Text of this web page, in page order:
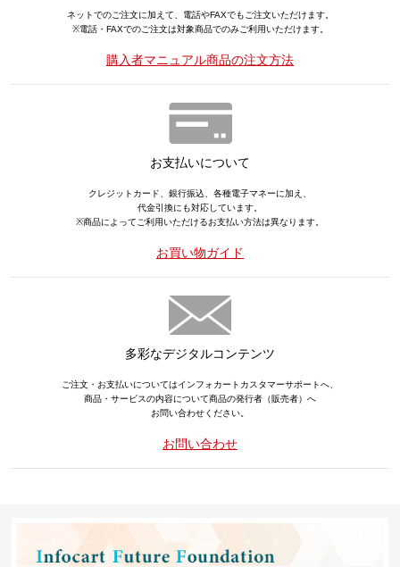
ネットでのご注文に加えて、電話やFAXでもご注文いただけます。
※電話・FAXでのご注文は対象商品でのみご利用いただけます。
購入者マニュアル商品の注文方法
お支払いについて
クレジットカード、銀行振込、各種電子マネーに加え、
代金引換にも対応しています。
※商品によってご利用いただけるお支払い方法は異なります。
お買い物ガイド
多彩なデジタルコンテンツ
ご注文・お支払いについてはインフォカートカスタマーサポートへ、
商品・サービスの内容について商品の発行者（販売者）へ
お問い合わせください。
お問い合わせ